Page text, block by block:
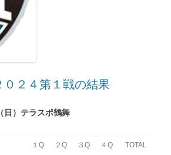
０２４第１戦の結果
日）テラスポ鶴舞
１Q ２Q ３Q ４Q TOTAL